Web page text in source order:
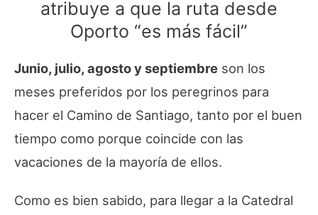
atribuye a que la ruta desde
Oporto “es más fácil”
Junio, julio, agosto y septiembre son los
meses preferidos por los peregrinos para
hacer el Camino de Santiago, tanto por el buen
tiempo como porque coincide con las
vacaciones de la mayoría de ellos.
Como es bien sabido, para llegar a la Catedral